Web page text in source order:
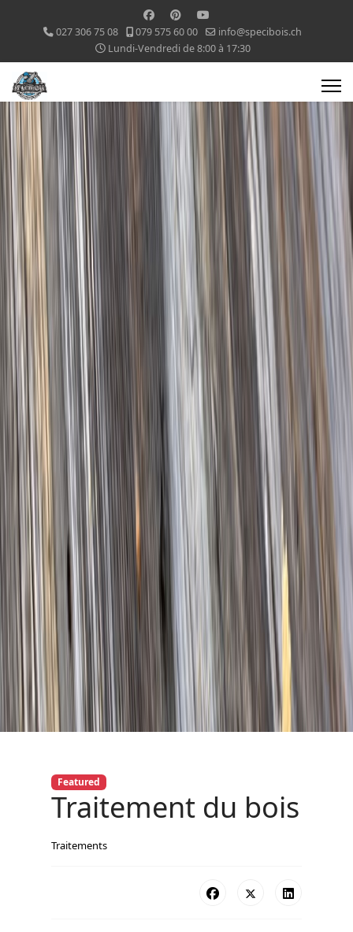
027 306 75 08 079 575 60 00
info@specibois.ch
Lundi-Vendredi de 8:00 à 17:30
Featured
Traitement du bois
Traitements